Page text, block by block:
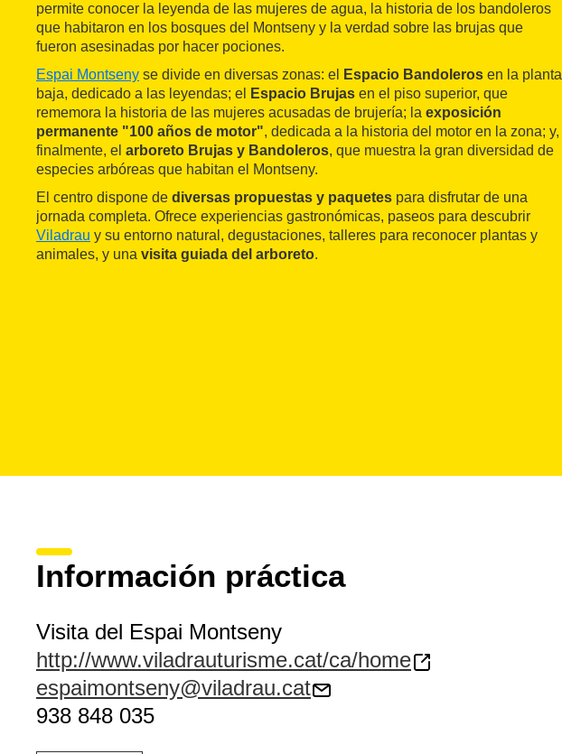
permite conocer la leyenda de las mujeres de agua, la historia de los bandoleros
que habitaron en los bosques del Montseny y la verdad sobre las brujas que
fueron asesinadas por hacer pociones.
Espai Montseny se divide en diversas zonas: el Espacio Bandoleros en la planta
baja, dedicado a las leyendas; el
Espacio Brujas en el piso superior, que
rememora la historia de las mujeres acusadas de brujería; la exposición
permanente "100 años de motor", dedicada a la historia del motor en la zona; y,
finalmente, el arboreto Brujas y Bandoleros, que muestra la gran diversidad de
especies arbóreas que habitan el Montseny.
El centro dispone de diversas propuestas y paquetes para disfrutar de una
jornada completa. Ofrece experiencias gastronómicas, paseos para descubrir
Viladrau y su entorno natural, degustaciones, talleres para reconocer plantas y
animales, y una visita guiada del arboreto.
Información práctica
Visita del Espai Montseny
http://www.viladrauturisme.cat/ca/home
espaimontseny@viladrau.cat
938 848 035